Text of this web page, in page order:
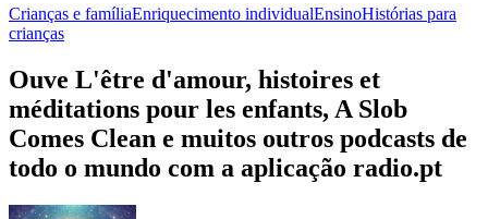
Crianças e famíliaEnriquecimento individualEnsinoHistórias para
crianças
Ouve L'être d'amour, histoires et
méditations pour les enfants, A Slob
Comes Clean e muitos outros podcasts de
todo o mundo com a aplicação radio.pt